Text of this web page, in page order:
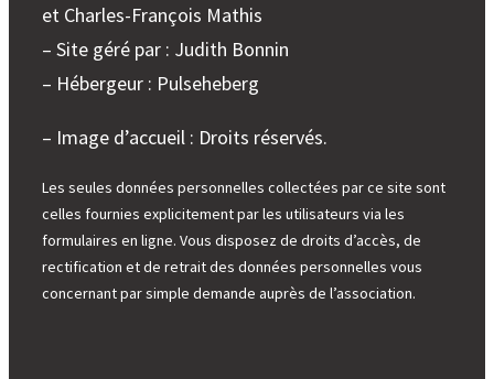
et Charles-François Mathis
– Site géré par : Judith Bonnin
– Hébergeur : Pulseheberg
– Image d’accueil : Droits réservés.
Les seules données personnelles collectées par ce site sont
celles fournies explicitement par les utilisateurs via les
formulaires en ligne. Vous disposez de droits d’accès, de
rectification et de retrait des données personnelles vous
concernant par simple demande auprès de l’association.